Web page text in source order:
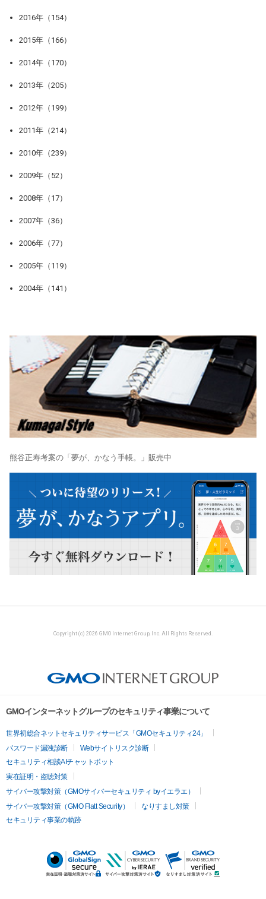
2016年（154）
2015年（166）
2014年（170）
2013年（205）
2012年（199）
2011年（214）
2010年（239）
2009年（52）
2008年（17）
2007年（36）
2006年（77）
2005年（119）
2004年（141）
熊谷正寿考案の「夢が、かなう手帳。」販売中
Copyright (c) 2026 GMO Internet Group, Inc. All Rights Reserved.
GMOインターネットグループのセキュリティ事業について
世界初総合ネットセキュリティサービス「GMOセキュリティ24」
パスワード漏洩診断
Webサイトリスク診断
セキュリティ相談AIチャットボット
実在証明・盗聴対策
サイバー攻撃対策（GMOサイバーセキュリティ byイエラエ）
サイバー攻撃対策（GMO Flatt Security）
なりすまし対策
セキュリティ事業の軌跡